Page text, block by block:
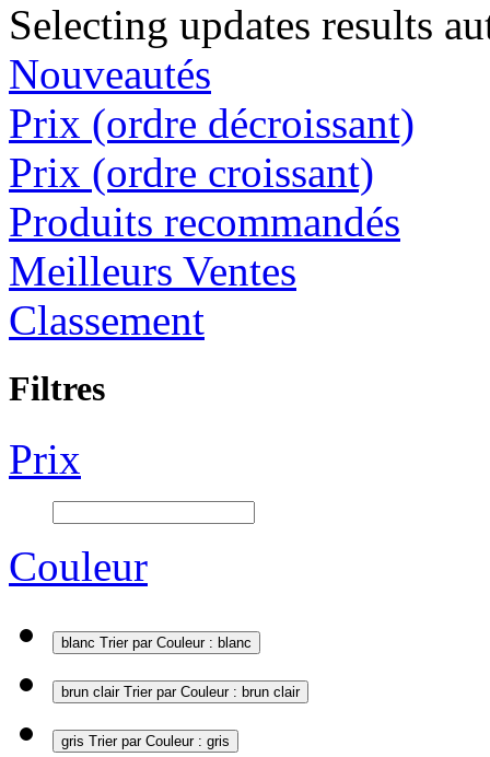
Selecting updates results
Nouveautés
Prix (ordre décroissant)
Prix (ordre croissant)
Produits recommandés
Meilleurs Ventes
Classement
Filtres
Prix
Couleur
blanc Trier par Couleur : blanc
brun clair Trier par Couleur : brun clair
gris Trier par Couleur : gris